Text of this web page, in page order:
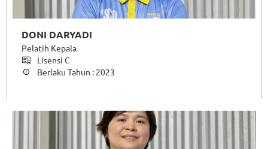
DONI DARYADI
Pelatih Kepala
Lisensi C
Berlaku Tahun : 2023